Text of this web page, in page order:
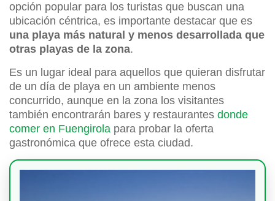
opción popular para los turistas que buscan una
ubicación céntrica, es importante destacar que es
una playa más natural y menos desarrollada que
otras playas de la zona.
Es un lugar ideal para aquellos que quieran disfrutar
de un día de playa en un ambiente menos
concurrido, aunque en la zona los visitantes
también encontrarán bares y restaurantes donde
comer en Fuengirola para probar la oferta
gastronómica que ofrece esta ciudad.